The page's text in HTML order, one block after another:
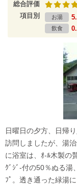
総合評価
項目別 お湯
飲食
日曜日の夕方、日帰
訪問しましたが、湯
に浴室は、ｵ-ﾙ木製の
ｸﾞｼﾞ-付の50％ぬる
ﾌﾟ。透き通った緑湯